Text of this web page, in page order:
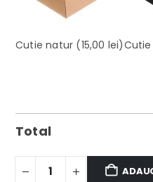
Cutie natur (15,00 lei)
Total